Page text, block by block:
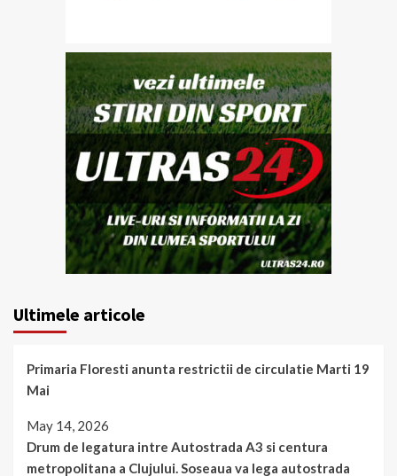
Ultimele articole
Primaria Floresti anunta restrictii de circulatie Marti 19
Mai
May 14, 2026
Drum de legatura intre Autostrada A3 si centura
metropolitana a Clujului. Soseaua va lega autostrada